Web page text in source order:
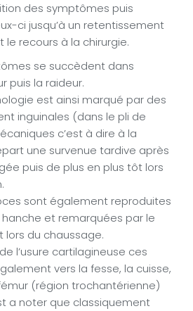
des symptômes puis
ci jusqu’à un retentissement
recours à la chirurgie.
se succèdent dans
puis la raideur.
est ainsi marqué par des
inguinales (dans le pli de
c’est à dire à la
une survenue tardive après
puis de plus en plus tôt lors
sont également reproduites
et remarquées par le
du chaussage.
l’usure cartilagineuse ces
vers la fesse, la cuisse,
(région trochantérienne)
a noter que classiquement